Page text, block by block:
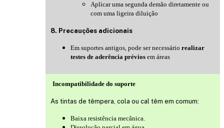
Aplicar uma segunda demão diretamente ou
com uma ligeira diluição
8. Precauções adicionais
Em suportes antigos, pode ser necessário realizar
testes de aderência prévios em áreas
Incompatibilidade do suporte
As tintas de têmpera, cola ou cal têm em comum:
Baixa resistência mecânica.